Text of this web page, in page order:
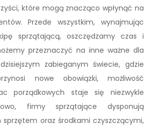
które mogą znacząco wpłynąć na
Przede wszystkim, wynajmując
sprzątającą, oszczędzamy czas i
przeznaczyć na inne ważne dla
zabieganym świecie, gdzie
nowe obowiązki, możliwość
porządkowych staje się niezwykle
firmy sprzątające dysponują
sprzętem oraz środkami czyszczącymi,